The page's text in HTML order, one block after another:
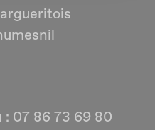
: 07 86 73 69 80